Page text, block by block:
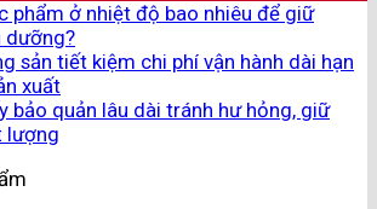
phẩm ở nhiệt độ bao nhiêu để giữ
dưỡng?
sản tiết kiệm chi phí vận hành dài hạn
xuất
bảo quản lâu dài tránh hư hỏng, giữ
lượng